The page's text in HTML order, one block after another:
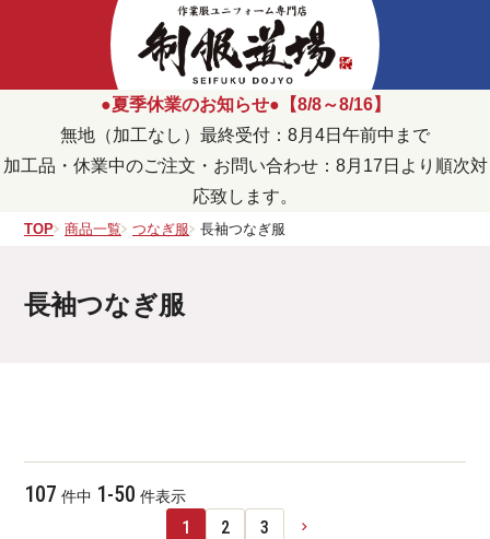
●夏季休業のお知らせ●【8/8～8/16】
無地（加工なし）最終受付：8月4日午前中まで
加工品・休業中のご注文・お問い合わせ：8月17日より順次対
応致します。
TOP 商品一覧 つなぎ服 長袖つなぎ服
長袖つなぎ服
107 件中 1-50 件表示
1 2 3